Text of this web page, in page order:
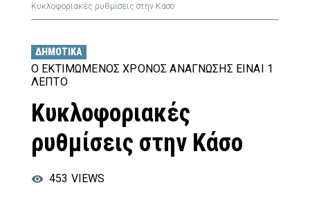
Κυκλοφοριακές ρυθμίσεις στην Κάσο
ΔΗΜΟΤΙΚΆ
Ο ΕΚΤΙΜΏΜΕΝΟΣ ΧΡΌΝΟΣ ΑΝΆΓΝΩΣΗΣ ΕΊΝΑΙ 1
ΛΕΠΤΌ
Κυκλοφοριακές
ρυθμίσεις στην Κάσο
453 VIEWS